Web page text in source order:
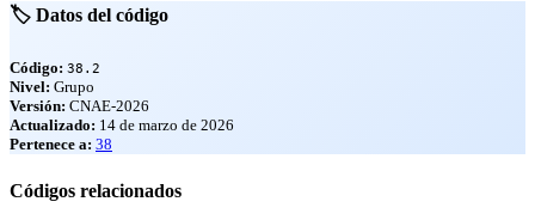
🏷️ Datos del código
Código: 38.2
Nivel: Grupo
Versión: CNAE-2026
Actualizado: 14 de marzo de 2026
Pertenece a: 38
Códigos relacionados